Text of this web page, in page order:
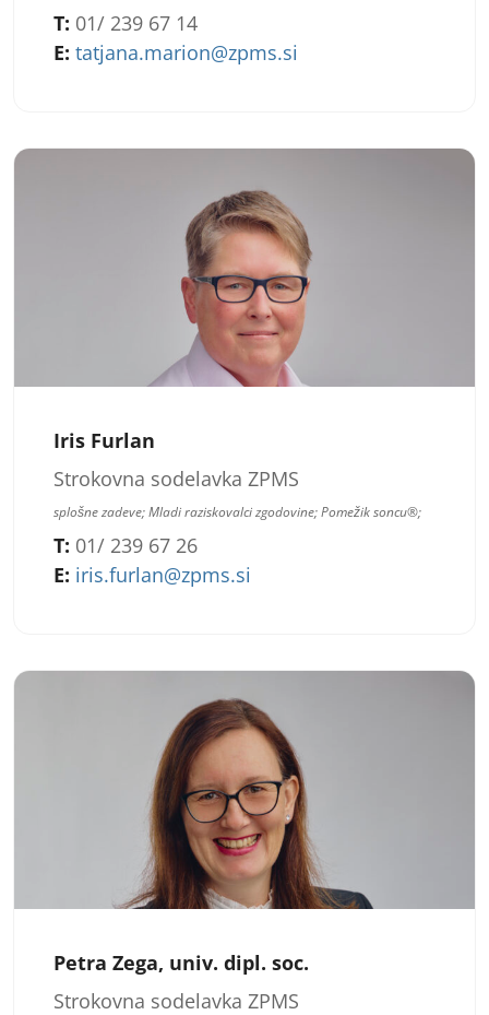
T: 01/ 239 67 14
E: tatjana.marion@zpms.si
Iris Furlan
Strokovna sodelavka ZPMS
splošne zadeve; Mladi raziskovalci zgodovine; Pomežik soncu®;
T: 01/ 239 67 26
E: iris.furlan@zpms.si
Petra Zega, univ. dipl. soc.
Strokovna sodelavka ZPMS